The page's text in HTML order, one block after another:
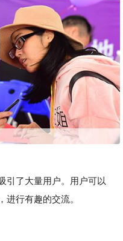
了大量用户。用户可以
进行有趣的交流。